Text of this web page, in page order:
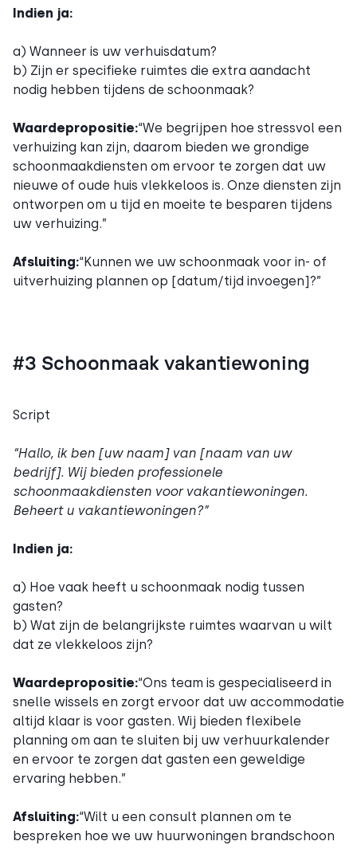
Indien ja:
a) Wanneer is uw verhuisdatum?
b) Zijn er specifieke ruimtes die extra aandacht
nodig hebben tijdens de schoonmaak?
Waardepropositie:“We begrijpen hoe stressvol een
verhuizing kan zijn, daarom bieden we grondige
schoonmaakdiensten om ervoor te zorgen dat uw
nieuwe of oude huis vlekkeloos is. Onze diensten zijn
ontworpen om u tijd en moeite te besparen tijdens
uw verhuizing.”
Afsluiting:“Kunnen we uw schoonmaak voor in- of
uitverhuizing plannen op [datum/tijd invoegen]?”
#3 Schoonmaak vakantiewoning
Script
“Hallo, ik ben [uw naam] van [naam van uw
bedrijf]. Wij bieden professionele
schoonmaakdiensten voor vakantiewoningen.
Beheert u vakantiewoningen?”
Indien ja:
a) Hoe vaak heeft u schoonmaak nodig tussen
gasten?
b) Wat zijn de belangrijkste ruimtes waarvan u wilt
dat ze vlekkeloos zijn?
Waardepropositie:“Ons team is gespecialiseerd in
snelle wissels en zorgt ervoor dat uw accommodatie
altijd klaar is voor gasten. Wij bieden flexibele
planning om aan te sluiten bij uw verhuurkalender
en ervoor te zorgen dat gasten een geweldige
ervaring hebben.”
Afsluiting:“Wilt u een consult plannen om te
bespreken hoe we uw huurwoningen brandschoon